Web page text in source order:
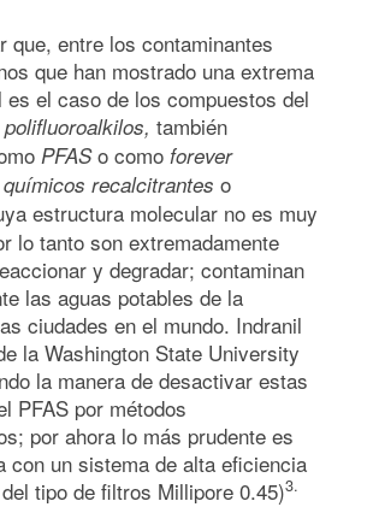
que, entre los contaminantes
que han mostrado una extrema
el caso de los compuestos del
polifluoroalkilos, también
PFASo como forever
químicos recalcitrantes o
estructura molecular no es muy
lo tanto son extremadamente
y degradar; contaminan
las aguas potables de la
ciudades en el mundo. Indranil
la Washington State University
la manera de desactivar estas
PFAS por métodos
por ahora lo más prudente es
con un sistema de alta eficiencia
tipo de filtros Millipore 0.45)3.